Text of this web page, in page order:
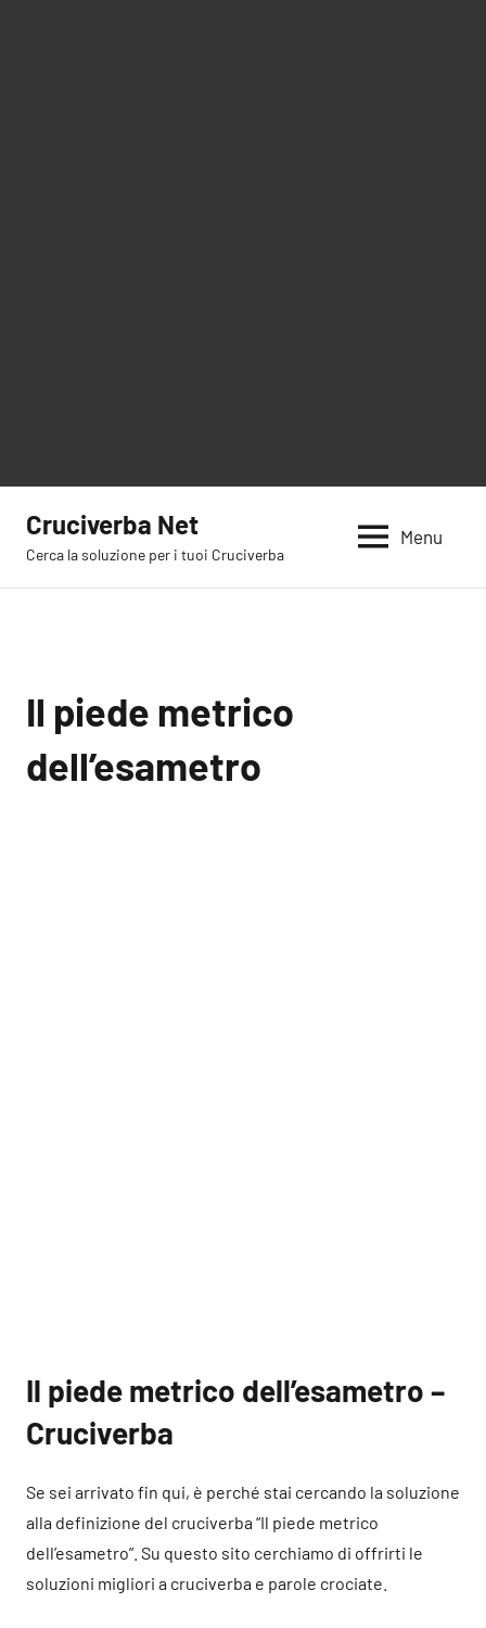
contenuto
Cruciverba Net
Cerca la soluzione per i tuoi Cruciverba
Menu
Il piede metrico
dell’esametro
Il piede metrico dell’esametro –
Cruciverba
Se sei arrivato fin qui, è perché stai cercando la soluzione
alla definizione del cruciverba “Il piede metrico
dell’esametro”. Su questo sito cerchiamo di offrirti le
soluzioni migliori a cruciverba e parole crociate.